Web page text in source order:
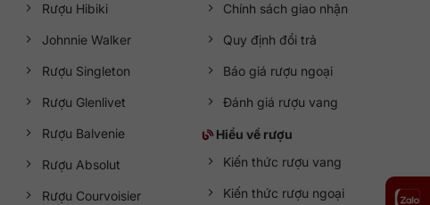
Rượu Hibiki
Johnnie Walker
Rượu Singleton
Rượu Glenlivet
Rượu Balvenie
Rượu Absolut
Rượu Courvoisier
Chính sách giao nhận
Quy định đổi trả
Báo giá rượu ngoại
Đánh giá rượu vang
Hiểu về rượu
Kiến thức rượu vang
Kiến thức rượu ngoại